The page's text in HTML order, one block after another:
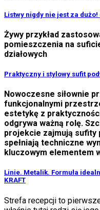
Listwy nigdy nie jest za dużo!
Żywy przykład
pomieszczenia na
działowych
Praktyczny i stylowy sufit
Nowoczesne siłownie
funkcjonalnymi
estetykę z
odgrywa ważną rolę.
projekcie zajmują sufity
spełniają techniczne
kluczowym elementem
Linie. Metalik. Formuła
KRAFT
Strefa recepcji to